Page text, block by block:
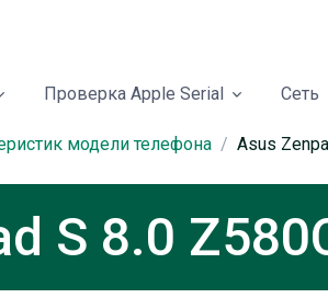
Проверка Apple Serial Сеть
модели телефона Asus
S 8.0